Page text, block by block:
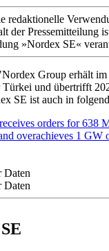
redaktionelle
der Pressemitteilung
»Nordex SE«
Group erhält
und übertrifft
SE ist auch in
orders for 638
overachieves 1 GW
Daten
Daten